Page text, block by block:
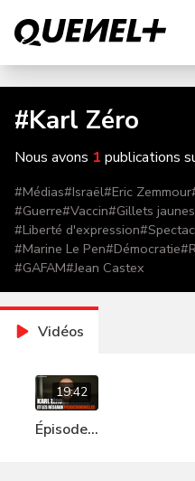
#Karl Zéro
Nous avons 1 publications
#Médias#Israël#Eric Zemmour
#Guerre#Vaccin#Gillets jaunes
#Liberté d'expression#
#Marine Le Pen#Démocratie#
#GAFAM#Jean Castex
Vidéos
19:42
Épisode